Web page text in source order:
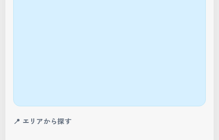
📍 エリアから探す